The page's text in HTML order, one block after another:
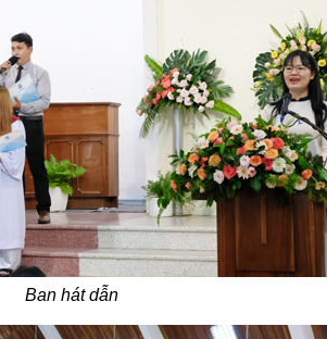
Ban hát dẫn